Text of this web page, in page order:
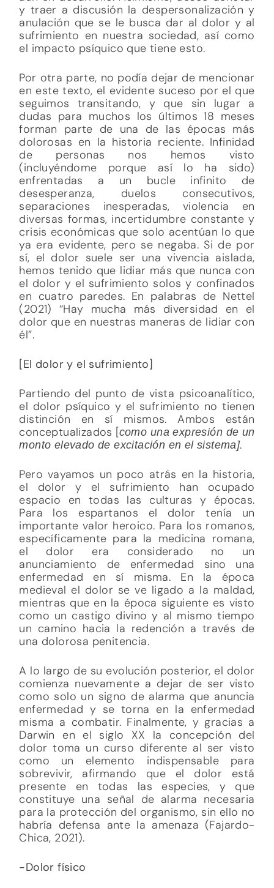
y traer a discusión la despersonalización y
anulación que se le busca dar al dolor y al
sufrimiento en nuestra sociedad, así como
el impacto psíquico que tiene esto.
Por otra parte, no podía dejar de mencionar
en este texto, el evidente suceso por el que
seguimos transitando, y que sin lugar a
dudas para muchos los últimos 18 meses
forman parte de una de las épocas más
dolorosas en la historia reciente. Infinidad
de personas nos hemos visto
(incluyéndome porque así lo ha sido)
enfrentadas a un bucle infinito de
desesperanza, duelos consecutivos,
separaciones inesperadas, violencia en
diversas formas, incertidumbre constante y
crisis económicas que solo acentúan lo que
ya era evidente, pero se negaba. Si de por
sí, el dolor suele ser una vivencia aislada,
hemos tenido que lidiar más que nunca con
el dolor y el sufrimiento solos y confinados
en cuatro paredes. En palabras de Nettel
(2021) “Hay mucha más diversidad en el
dolor que en nuestras maneras de lidiar con
él”.
[El dolor y el sufrimiento]
Partiendo del punto de vista psicoanalítico,
el dolor psíquico y el sufrimiento no tienen
distinción en sí mismos. Ambos están
conceptualizados [como una expresión de un
monto elevado de excitación en el sistema].
Pero vayamos un poco atrás en la historia,
el dolor y el sufrimiento han ocupado
espacio en todas las culturas y épocas.
Para los espartanos el dolor tenía un
importante valor heroico. Para los romanos,
específicamente para la medicina romana,
el dolor era considerado no un
anunciamiento de enfermedad sino una
enfermedad en sí misma. En la época
medieval el dolor se ve ligado a la maldad,
mientras que en la época siguiente es visto
como un castigo divino y al mismo tiempo
un camino hacia la redención a través de
una dolorosa penitencia.
A lo largo de su evolución posterior, el dolor
comienza nuevamente a dejar de ser visto
como solo un signo de alarma que anuncia
enfermedad y se torna en la enfermedad
misma a combatir. Finalmente, y gracias a
Darwin en el siglo XX la concepción del
dolor toma un curso diferente al ser visto
como un elemento indispensable para
sobrevivir, afirmando que el dolor está
presente en todas las especies, y que
constituye una señal de alarma necesaria
para la protección del organismo, sin ello no
habría defensa ante la amenaza (Fajardo-
Chica, 2021).
-Dolor físico